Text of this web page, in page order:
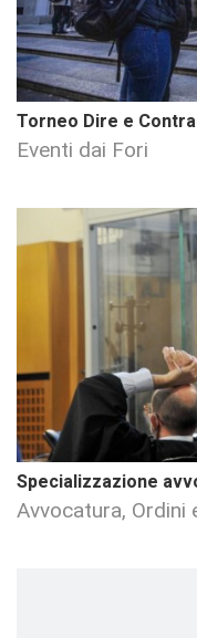
Torneo Dire e
Eventi dai Fori
Specializzazione
Avvocatura, Ordini